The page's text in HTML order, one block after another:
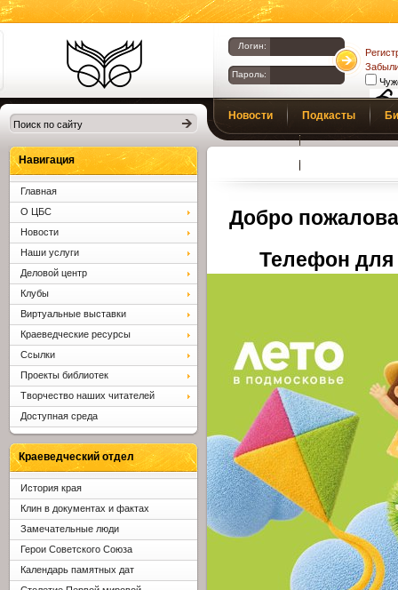
Библиотеки
Клина. Клинская
ЦБС.
Логин:
Пароль:
Новости Подкасты
Добро
Телефон для
Навигация
Главная
О ЦБС
Новости
Наши услуги
Деловой центр
Клубы
Виртуальные выставки
Краеведческие ресурсы
Ссылки
Проекты библиотек
Творчество наших читателей
Доступная среда
Краеведческий отдел
История края
Клин в документах и фактах
Замечательные люди
Герои Советского Союза
Календарь памятных дат